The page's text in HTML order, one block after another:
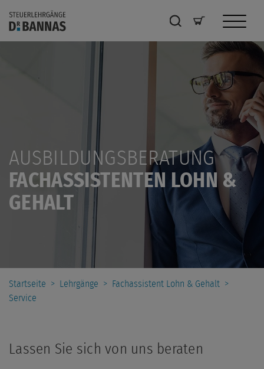
AUSBILDUNGSBERATUNG
FACHASSISTENTEN LOHN &
GEHALT
Startseite > Lehrgänge > Fachassistent Lohn & Gehalt >
Service
Lassen Sie sich von uns beraten